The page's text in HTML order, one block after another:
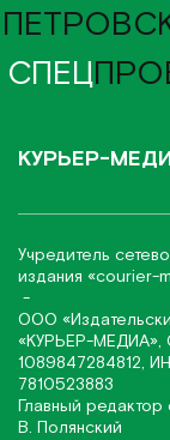
СПЕЦ
КУРЬЕР-
Учредитель
издания «соurier-
-
ООО
«КУРЬЕР-МЕДИА»,
1089847284812,
7810523883
Главный редактор
В. Полянский